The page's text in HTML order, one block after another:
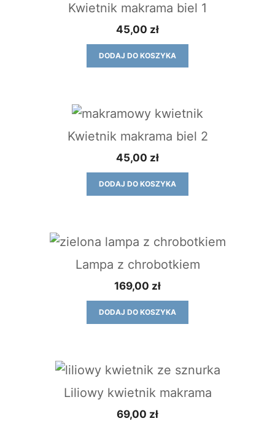
Kwietnik makrama biel 1
45,00 zł
DODAJ DO KOSZYKA
Kwietnik makrama biel 2
45,00 zł
DODAJ DO KOSZYKA
Lampa z chrobotkiem
169,00 zł
DODAJ DO KOSZYKA
Liliowy kwietnik makrama
69,00 zł